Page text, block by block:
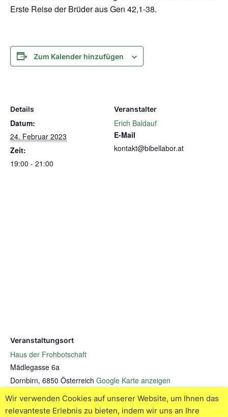
Erste Reise der Brüder aus Gen 42,1-38.
Zum Kalender hinzufügen
Details
Datum:
24. Februar 2023
Zeit:
19:00 - 21:00
Veranstalter
Erich Baldauf
E-Mail
kontakt@bibellabor.at
Veranstaltungsort
Haus der Frohbotschaft
Mädlegasse 6a
Dornbirn, 6850 Österreich Google Karte anzeigen
Wir verwenden Cookies auf unserer Website, um Ihnen das
relevanteste Erlebnis zu bieten, indem wir uns an Ihre